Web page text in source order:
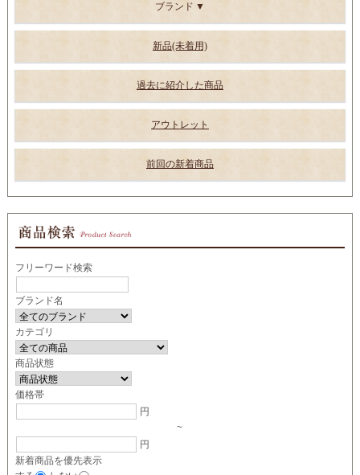
ブランド
新品(未着用)
過去に紹介した商品
アウトレット
前回の新着商品
フリーワード検索
ブランド名
カテゴリ
商品状態
価格帯
円
~
円
新着商品を優先表示